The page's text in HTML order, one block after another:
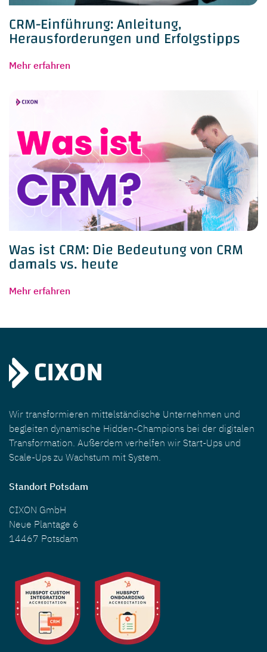
CRM-Einführung: Anleitung,
Herausforderungen und Erfolgstipps
Mehr erfahren
Was ist CRM: Die Bedeutung von CRM
damals vs. heute
Mehr erfahren
Wir transformieren mittelständische Unternehmen und
begleiten dynamische Hidden-Champions bei der digitalen
Transformation. Außerdem verhelfen wir Start-Ups und
Scale-Ups zu Wachstum mit System.
Standort Potsdam
CIXON GmbH
Neue Plantage 6
14467 Potsdam